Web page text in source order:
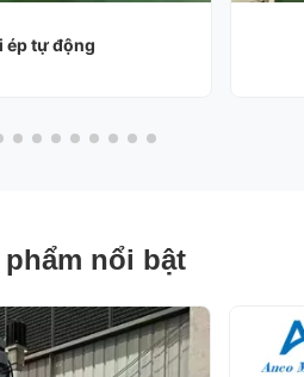
ép tự động
phẩm nổi bật